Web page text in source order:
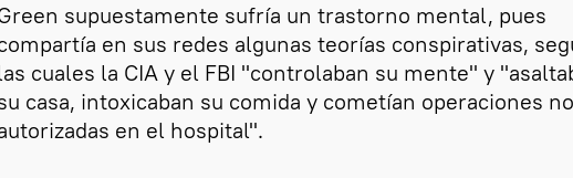
supuestamente sufría un trastorno mental, pues
en sus redes algunas teorías conspirativas,
cuales la CIA y el FBI "controlaban su mente" y
casa, intoxicaban su comida y cometían operaciones no
en el hospital".